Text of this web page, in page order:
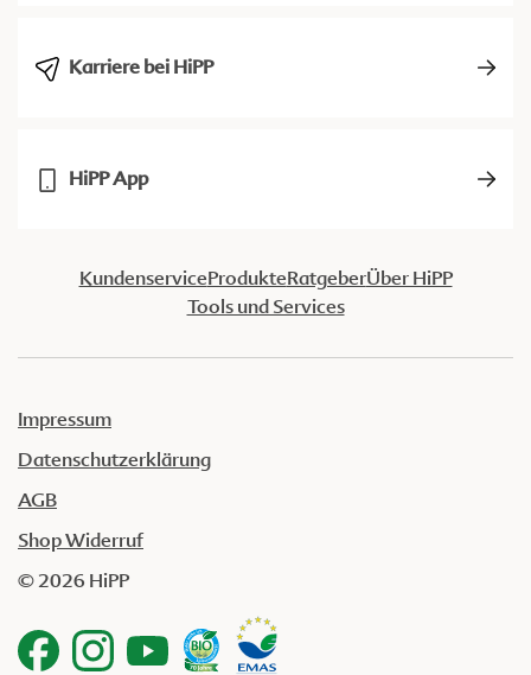
Karriere bei HiPP
HiPP App
KundenserviceProdukteRatgeberÜber HiPP
Tools und Services
Impressum
Datenschutzerklärung
AGB
Shop Widerruf
© 2026 HiPP